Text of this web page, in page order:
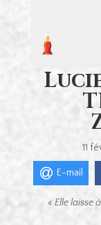
11
E-mail
« Elle laisse